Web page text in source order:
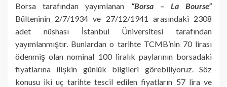
Borsa tarafından yayımlanan “Borsa – La Bourse”
Bülteninin 2/7/1934 ve 27/12/1941 arasındaki 2308
adet nüshası İstanbul Üniversitesi tarafından
yayımlanmıştır. Bunlardan o tarihte TCMB’nin 70 lirası
ödenmiş olan nominal 100 liralık paylarının borsadaki
fiyatlarına ilişkin günlük bilgileri görebiliyoruz. Söz
konusu iki uç tarihte tescil edilen fiyatların 57 lira ve